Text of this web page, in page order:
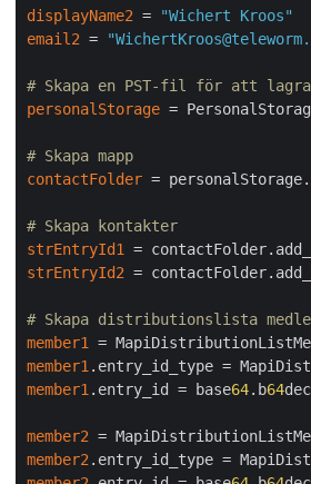
displayName2 =
"Wichert Kroos"
email2 =
# Skapa en PST-fil för att
personalStorage =
# Skapa mapp
contactFolder =
# Skapa kontakter
strEntryId1
=
strEntryId2 =
# Skapa distributionslista
member1
=
member1
member1 .entry_id = base64.b64
member2 =
member2